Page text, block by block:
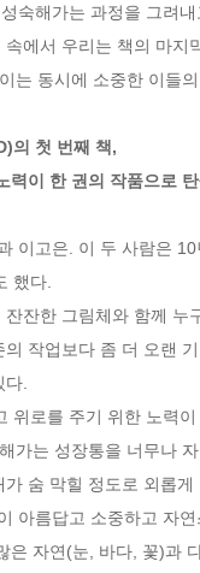
숙해가는 과정을 그려
에서 우리는 책의 마
는 동시에 소중한 이
의 첫 번째 책,
력이 한 권의 작품으로
이고은. 이 두 사람은
했다.
잔한 그림체와 함께
작업보다 좀 더 오랜
.
위로를 주기 위한 노력
가는 성장통을 너무나
숨 막힐 정도로 외롭
아름답고 소중하고 자
은 자연(눈, 바다, 꽃)과